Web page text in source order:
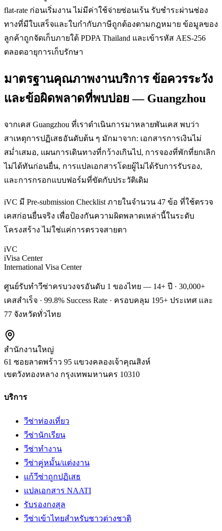
flat-rate ก่อนเริ่มงาน ไม่มีค่าใช้จ่ายซ่อนเร้น รับชำระผ่านช่อง
ทางที่มีใบเสร็จและใบกำกับภาษีถูกต้องตามกฎหมาย ข้อมูลของ
ลูกค้าถูกจัดเก็บภายใต้ PDPA Thailand และเข้ารหัส AES-256
ตลอดอายุการเก็บรักษา
มาตรฐานคุณภาพงานบริการ ข้อควรระวัง
และข้อผิดพลาดที่พบบ่อย — Guangzhou
จากเคส Guangzhou ที่เราดำเนินการมาหลายพันเคส พบว่า
สาเหตุการปฏิเสธอันดับต้น ๆ มักมาจาก: เอกสารการเงินไม่
สม่ำเสมอ, แผนการเดินทางที่กว้างเกินไป, การจองที่พักที่ยกเลิก
ไม่ได้ทันก่อนยื่น, การแปลเอกสารโดยผู้ไม่ได้รับการรับรอง,
และการกรอกแบบฟอร์มที่ขัดกับประวัติเดิม
iVC มี Pre-submission Checklist ภายในจำนวน 47 ข้อ ที่ใช้ตรวจ
เคสก่อนยื่นจริง เพื่อป้องกันความผิดพลาดเหล่านี้ในระดับ
โครงสร้าง ไม่ใช่แค่การตรวจสายตา
iVC
iVisa Center
International Visa Center
ศูนย์รับทำวีซ่าครบวงจรอันดับ 1 ของไทย — 14+ ปี · 30,000+
เคสสำเร็จ · 99.8% Success Rate · ครอบคลุม 195+ ประเทศ และ
77 จังหวัดทั่วไทย
สำนักงานใหญ่
61 ซอยลาดพร้าว 95 แขวงคลองเจ้าคุณสิงห์
เขตวังทองหลาง กรุงเทพมหานคร 10310
บริการ
วีซ่าท่องเที่ยว
วีซ่านักเรียน
วีซ่าทำงาน
วีซ่าคู่หมั้น/แต่งงาน
แก้วีซ่าถูกปฏิเสธ
แปลเอกสาร NAATI
รับรองกงสุล
วีซ่าเข้าไทยสำหรับชาวต่างชาติ